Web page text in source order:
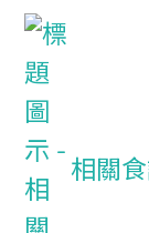
相關